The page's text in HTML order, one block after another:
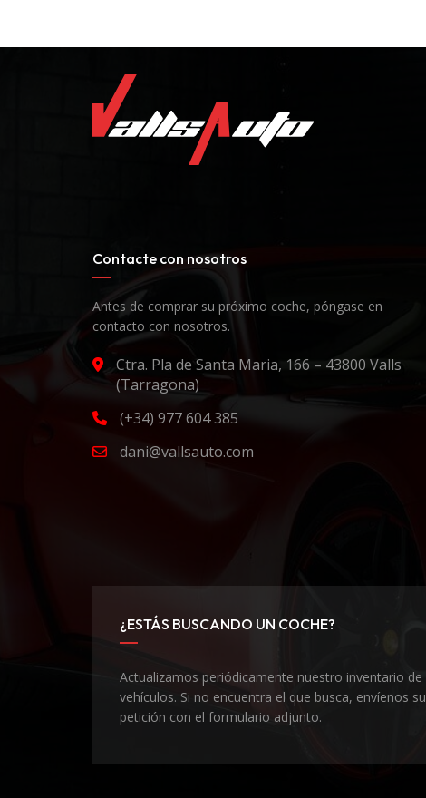
Contacte con nosotros
Antes de comprar su próximo coche, póngase en
contacto con nosotros.
Ctra. Pla de Santa Maria, 166 – 43800 Valls
(Tarragona)
(+34) 977 604 385
dani@vallsauto.com
¿ESTÁS BUSCANDO UN COCHE?
Actualizamos periódicamente nuestro inventario de
vehículos. Si no encuentra el que busca, envíenos su
petición con el formulario adjunto.